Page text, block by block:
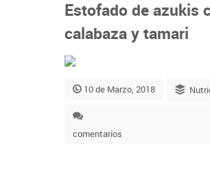
Estofado de azukis
calabaza y tamari
10 de Marzo, 2018
comentarios